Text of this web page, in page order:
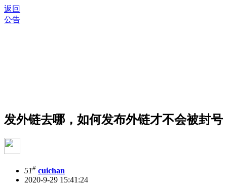
返回
公告
发外链去哪，如何发布外链才不会被封号
51# cuichan
2020-9-29 15:41:24